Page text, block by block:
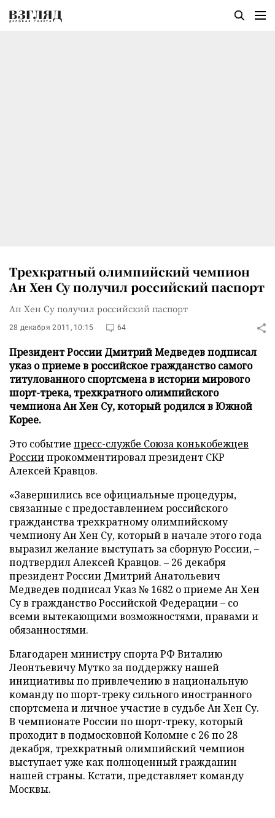
Трехкратный олимпийский чемпион
Ан Хен Су получил российский паспорт
Ан Хен Су получил российский паспорт
28 декабря 2011, 10:15 64
Президент России Дмитрий Медведев подписал
указ о приеме в российское гражданство самого
титулованного спортсмена в истории мирового
шорт-трека, трехкратного олимпийского
чемпиона Ан Хен Су, который родился в Южной
Корее.
Это событие пресс-службе Союза конькобежцев
Россиипрокомментировал президент СКР
Алексей Кравцов.
«Завершились все официальные процедуры,
связанные с предоставлением российского
гражданства трехкратному олимпийскому
чемпиону Ан Хен Су, который в начале этого года
выразил желание выступать за сборную России, –
подтвердил Алексей Кравцов. – 26 декабря
президент России Дмитрий Анатольевич
Медведев подписал Указ № 1682 о приеме Ан Хен
Су в гражданство Российской Федерации – со
всеми вытекающими возможностями, правами и
обязанностями.
Благодарен министру спорта РФ Виталию
Леонтьевичу Мутко за поддержку нашей
инициативы по привлечению в национальную
команду по шорт-треку сильного иностранного
спортсмена и личное участие в судьбе Ан Хен Су.
В чемпионате России по шорт-треку, который
проходит в подмосковной Коломне с 26 по 28
декабря, трехкратный олимпийский чемпион
выступает уже как полноценный гражданин
нашей страны. Кстати, представляет команду
Москвы.